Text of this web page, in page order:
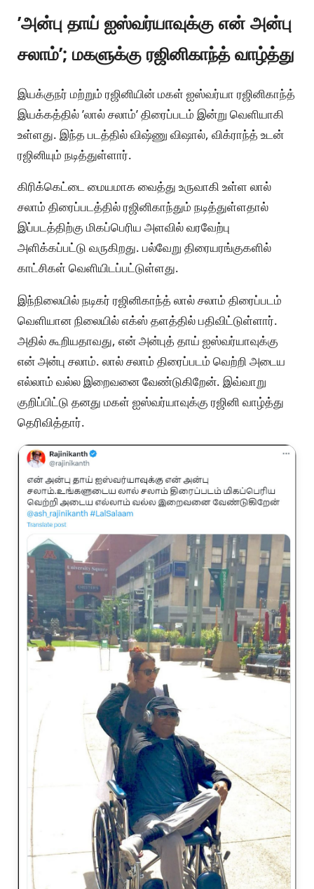
’அன்பு தாய் ஐஸ்வர்யாவுக்கு என் அன்பு
சலாம்’; மகளுக்கு ரஜினிகாந்த் வாழ்த்து
இயக்குநர் மற்றும் ரஜினியின் மகள் ஐஸ்வர்யா ரஜினிகாந்த்
இயக்கத்தில் ’லால் சலாம்’ திரைப்படம் இன்று வெளியாகி
உள்ளது. இந்த படத்தில் விஷ்ணு விஷால், விக்ராந்த் உடன்
ரஜினியும் நடித்துள்ளார்.
கிரிக்கெட்டை மையமாக வைத்து உருவாகி உள்ள லால்
சலாம் திரைப்படத்தில் ரஜினிகாந்தும் நடித்துள்ளதால்
இப்படத்திற்கு மிகப்பெரிய அளவில் வரவேற்பு
அளிக்கப்பட்டு வருகிறது. பல்வேறு திரையரங்குகளில்
காட்சிகள் வெளியிடப்பட்டுள்ளது.
இந்நிலையில் நடிகர் ரஜினிகாந்த் லால் சலாம் திரைப்படம்
வெளியான நிலையில் எக்ஸ் தளத்தில் பதிவிட்டுள்ளார்.
அதில் கூறியதாவது, என் அன்புத் தாய் ஐஸ்வர்யாவுக்கு
என் அன்பு சலாம். லால் சலாம் திரைப்படம் வெற்றி அடைய
எல்லாம் வல்ல இறைவனை வேண்டுகிறேன். இவ்வாறு
குறிப்பிட்டு தனது மகள் ஐஸ்வர்யாவுக்கு ரஜினி வாழ்த்து
தெரிவித்தார்.